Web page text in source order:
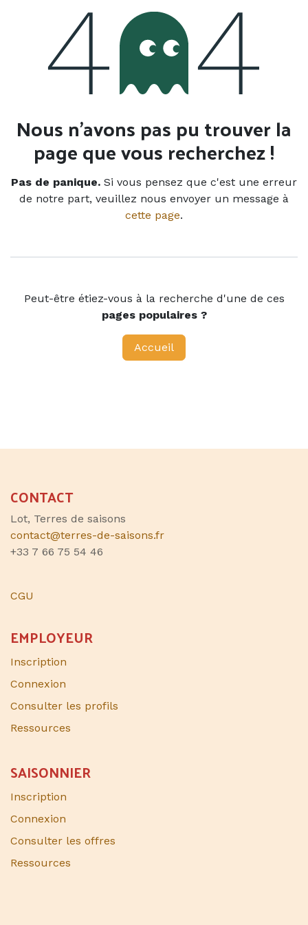
Erreur 404
Nous n'avons pas pu trouver la
page que vous recherchez !
Pas de panique. Si vous pensez que c'est une erreur
de notre part, veuillez nous envoyer un message à
cette page.
Peut-être étiez-vous à la recherche d'une de ces
pages populaires ?
Accueil
CONTACT
Lot, Terres de saisons
contact@terres-de-saisons.fr
+33 7 66 75 54 46
CGU
EMPLOYEUR
Inscription
Connexion
Consulter les profils
Ressources
SAISONNIER​
Inscription
Connexion
Consulter les offres
Ressources